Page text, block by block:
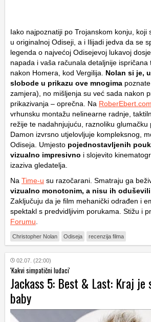
Iako najpoznatiji po Trojanskom konju, koji
u originalnoj Odiseji, a i Ilijadi jedva da se
legenda o najvećoj Odisejevoj lukavoj
napada i vaša računala detaljnije ispričana
nakon Homera, kod Vergilija. Nolan si je,
slobode u prikazu ove mnogima
zamjera), no mišljenja su već sada nakon
prikazivanja – oprečna. Na RoberEbert.com
vrhunsku montažu nelinearne radnje,
režije te nadahnjujuću, raznoliku glumačku
Damon izvrsno utjelovljuje kompleksnog,
Odiseja. Umjesto pojednostavljenih
vizualno impresivno i slojevito
izaziva gledatelja.
Na Time-u su razočarani. Smatraju ga
vizualno monotonim, a nisu ih
Zaključuju da je film mehanički odrađen i
spektakl s predvidljivim porukama. Stižu i
Forumu
Christopher Nolan Odiseja recenzija filma
02.07. (22:00)
'Kakvi simpatični luđaci'
Jackass 5: Best & Last: Kraj je
baby